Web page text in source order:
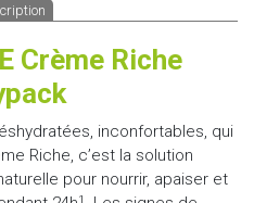
Crème Riche
inconfortables, qui
Riche, c’est la solution
pour nourrir, apaiser et